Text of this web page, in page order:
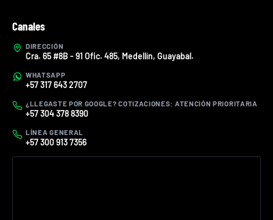
Canales
DIRECCIÓN
Cra. 65 #8B - 91 Ofic. 485, Medellín, Guayabal.
WHATSAPP
+57 317 643 2707
¿LLEGASTE POR GOOGLE? COTIZACIONES: ATENCIÓN PRIORITARIA
+57 304 378 8390
LÍNEA GENERAL
+57 300 913 7356